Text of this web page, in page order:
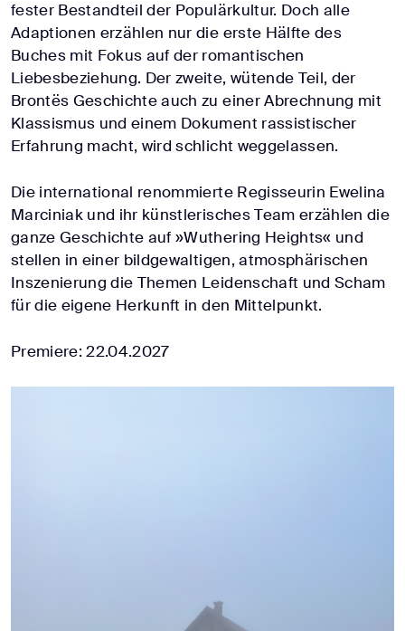
fester Bestandteil der Populärkultur. Doch alle
Adaptionen erzählen nur die erste Hälfte des
Buches mit Fokus auf der romantischen
Liebesbeziehung. Der zweite, wütende Teil, der
Brontës Geschichte auch zu einer Abrechnung mit
Klassismus und einem Dokument rassistischer
Erfahrung macht, wird schlicht weggelassen.
Die international renommierte Regisseurin Ewelina
Marciniak und ihr künstlerisches Team erzählen die
ganze Geschichte auf »Wuthering Heights« und
stellen in einer bildgewaltigen, atmosphärischen
Inszenierung die Themen Leidenschaft und Scham
für die eigene Herkunft in den Mittelpunkt.
Premiere: 22.04.2027